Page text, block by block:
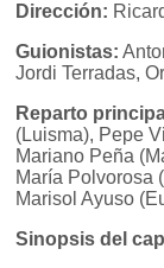
Dirección:
Guionistas:
Jordi Terradas,
Reparto
(Luisma), Pepe
Mariano Peña
María Polvorosa
Marisol Ayuso
Sinopsis del